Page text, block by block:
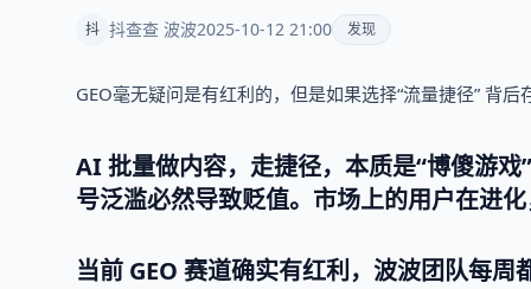
抖 抖查查 波波2025-10-12 21:00 发现
GEO毫无疑问是有红利的，但是如果选择“流量捷径” 背后
AI 批量做内容，走捷径，本质是“博傻游
号泛滥必然导致贬值。市场上的用户在进
当前 GEO 赛道确实有红利，波波团队每